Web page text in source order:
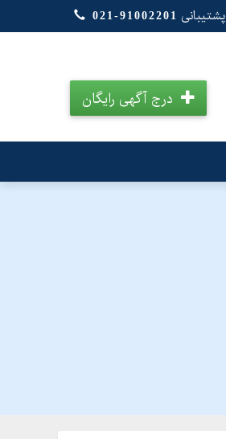
پشتیبانی 021-91002201
درج آگهی رایگان